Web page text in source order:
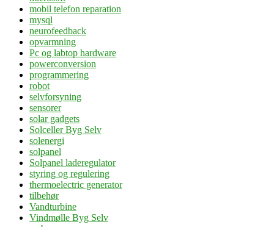
mobil telefon reparation
mysql
neurofeedback
opvarmning
Pc og labtop hardware
powerconversion
programmering
robot
selvforsyning
sensorer
solar gadgets
Solceller Byg Selv
solenergi
solpanel
Solpanel laderegulator
styring og regulering
thermoelectric generator
tilbehør
Vandturbine
Vindmølle Byg Selv